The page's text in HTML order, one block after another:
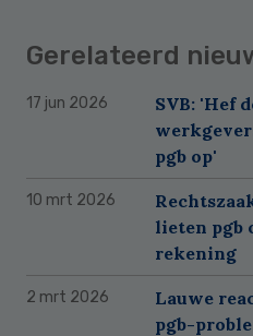
Gerelateerd
17 jun 2026
SVB: 'Hef
pgb op'
10 mrt 2026
lieten pgb
rekening
2 mrt 2026
Lauwe
pgb-